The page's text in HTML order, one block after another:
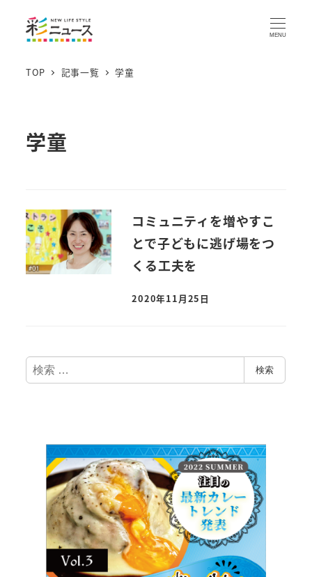
MENU
TOP 記事一覧 学童
学童
コミュニティを増やすこ
とで子どもに逃げ場をつ
くる工夫を
2020年11月25日
検
索
検索